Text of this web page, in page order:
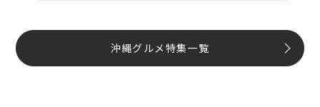
沖縄グルメ特集一覧